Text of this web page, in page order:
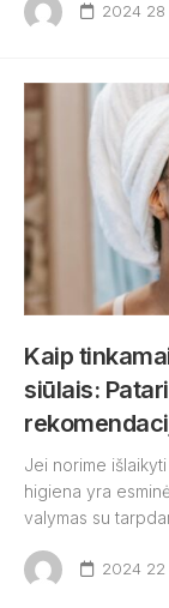
2024 28
Kaip
siūlais:
Jei norime
higiena yra
valymas su
2024 22